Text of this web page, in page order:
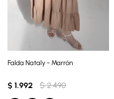
Falda Nataly - Marrón
$ 1.992 $ 2.490